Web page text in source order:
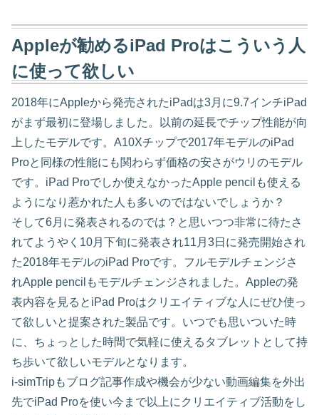
Appleが勧めるiPad Proはこういう人
に使って欲しい
2018年にAppleから発売されたiPadは3月に9.7インチiPad
がまず最初に登場しました。以前の延長でチップ性能が向
上したモデルです。A10Xチップで2017年モデルのiPad
Proと同様の性能にも関わらず価格の安さがウリのモデル
です。iPad Proでしか使えなかったApple pencilも使える
ようになり惹かれた人も多いのではないでしょうか？
そして6月に発表されるのでは？と思いつつ非常に待たさ
れてようやく10月下旬に発表され11月3日に発売開始され
た2018年モデルのiPad Proです。フルモデルチェンジさ
れApple pencilもモデルチェンジされました。Appleの発
表内容を見るとiPad Proはクリエイティブな人にぜひ使っ
て欲しいと提案された製品です。いつでも思いついた時
に、ちょっとした時間で気軽に使えるタブレットとして持
ち歩いて欲しいモデルとなります。
i-simTripもブログ記事作成や機会が少ない動画編集を外出
先でiPad Proを使い今まで以上にクリエイティブ活動をし